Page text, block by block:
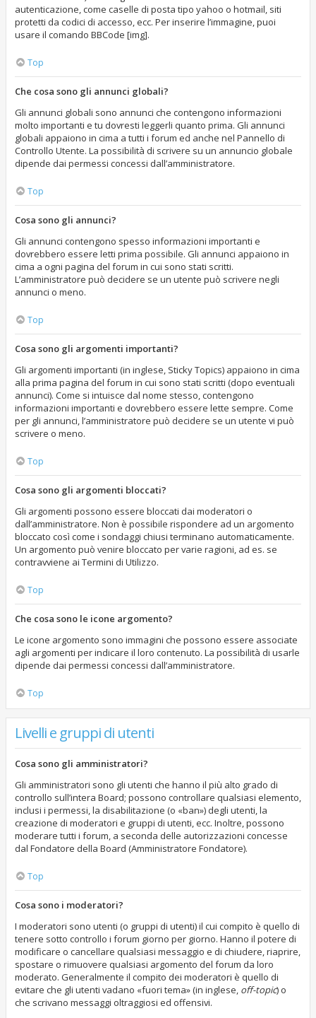
autenticazione, come caselle di posta tipo yahoo o hotmail, siti
protetti da codici di accesso, ecc. Per inserire l’immagine, puoi
usare il comando BBCode [img].
Top
Che cosa sono gli annunci globali?
Gli annunci globali sono annunci che contengono informazioni
molto importanti e tu dovresti leggerli quanto prima. Gli annunci
globali appaiono in cima a tutti i forum ed anche nel Pannello di
Controllo Utente. La possibilità di scrivere su un annuncio globale
dipende dai permessi concessi dall’amministratore.
Top
Cosa sono gli annunci?
Gli annunci contengono spesso informazioni importanti e
dovrebbero essere letti prima possibile. Gli annunci appaiono in
cima a ogni pagina del forum in cui sono stati scritti.
L’amministratore può decidere se un utente può scrivere negli
annunci o meno.
Top
Cosa sono gli argomenti importanti?
Gli argomenti importanti (in inglese, Sticky Topics) appaiono in cima
alla prima pagina del forum in cui sono stati scritti (dopo eventuali
annunci). Come si intuisce dal nome stesso, contengono
informazioni importanti e dovrebbero essere lette sempre. Come
per gli annunci, l’amministratore può decidere se un utente vi può
scrivere o meno.
Top
Cosa sono gli argomenti bloccati?
Gli argomenti possono essere bloccati dai moderatori o
dall’amministratore. Non è possibile rispondere ad un argomento
bloccato così come i sondaggi chiusi terminano automaticamente.
Un argomento può venire bloccato per varie ragioni, ad es. se
contravviene ai Termini di Utilizzo.
Top
Che cosa sono le icone argomento?
Le icone argomento sono immagini che possono essere associate
agli argomenti per indicare il loro contenuto. La possibilità di usarle
dipende dai permessi concessi dall’amministratore.
Top
Livelli e gruppi di utenti
Cosa sono gli amministratori?
Gli amministratori sono gli utenti che hanno il più alto grado di
controllo sull’intera Board; possono controllare qualsiasi elemento,
inclusi i permessi, la disabilitazione (o «ban») degli utenti, la
creazione di moderatori e gruppi di utenti, ecc. Inoltre, possono
moderare tutti i forum, a seconda delle autorizzazioni concesse
dal Fondatore della Board (Amministratore Fondatore).
Top
Cosa sono i moderatori?
I moderatori sono utenti (o gruppi di utenti) il cui compito è quello di
tenere sotto controllo i forum giorno per giorno. Hanno il potere di
modificare o cancellare qualsiasi messaggio e di chiudere, riaprire,
spostare o rimuovere qualsiasi argomento del forum da loro
moderato. Generalmente il compito dei moderatori è quello di
evitare che gli utenti vadano «fuori tema» (in inglese, off-topic) o
che scrivano messaggi oltraggiosi ed offensivi.